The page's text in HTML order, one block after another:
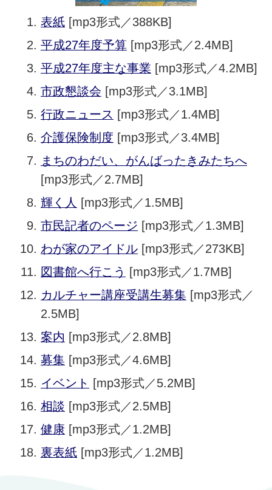
表紙[mp3形式／388KB]
平成27年度予算[mp3形式／2.4MB]
平成27年度主な事業 [mp3形式／4.2MB]
市政懇談会 [mp3形式／3.1MB]
行政ニュース [mp3形式／1.4MB]
介護保険制度 [mp3形式／3.4MB]
まちのわだい、がんばったきみたちへ
[mp3形式／2.7MB]
輝く人 [mp3形式／1.5MB]
市民記者のページ [mp3形式／1.3MB]
わが家のアイドル[mp3形式／273KB]
図書館へ行こう
[mp3形式／1.7MB]
カルチャー講座受講生募集 [mp3形式／
2.5MB]
案内 [mp3形式／2.8MB]
募集 [mp3形式／4.6MB]
イベント
[mp3形式／5.2MB]
相談 [mp3形式／2.5MB]
健康 [mp3形式／1.2MB]
裏表紙[mp3形式／1.2MB]